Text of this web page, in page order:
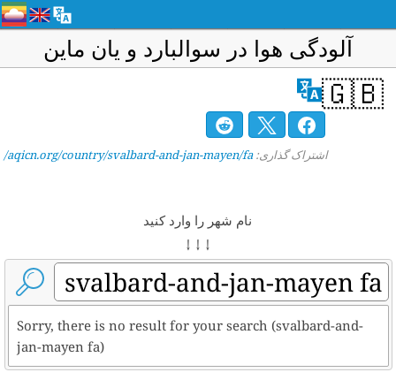
آلودگی هوا در سوالبارد و یان ماین
🇬🇧
اشتراک گذاری:aqicn.org/country/svalbard-and-jan-mayen/fa/
نام شهر را وارد کنید
↓ ↓ ↓
Sorry, there is no result for your search (svalbard-and-
jan-mayen fa)